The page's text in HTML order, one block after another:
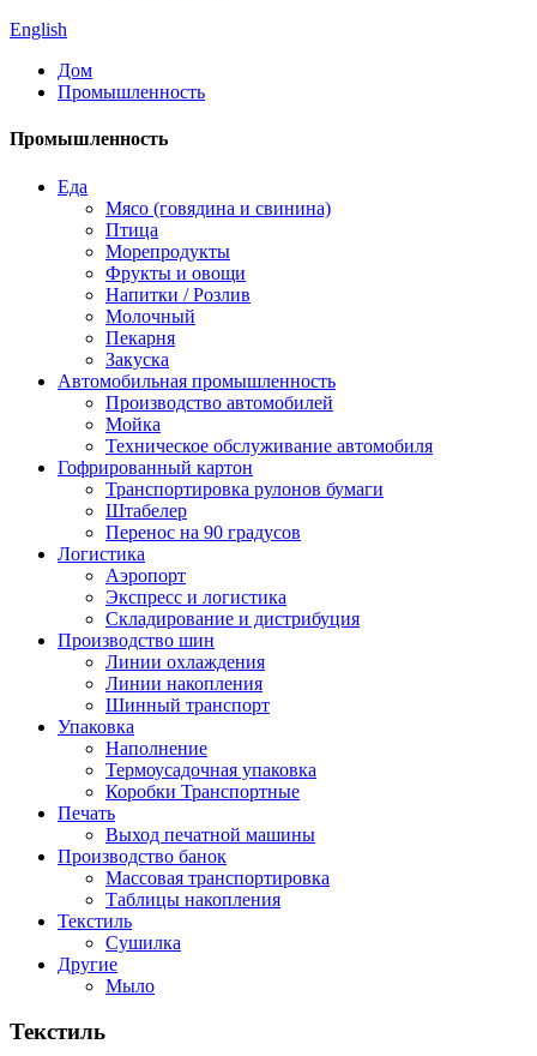
English
Дом
Промышленность
Промышленность
Еда
Мясо (говядина и свинина)
Птица
Морепродукты
Фрукты и овощи
Напитки / Розлив
Молочный
Пекарня
Закуска
Автомобильная промышленность
Производство автомобилей
Мойка
Техническое обслуживание автомобиля
Гофрированный картон
Транспортировка рулонов бумаги
Штабелер
Перенос на 90 градусов
Логистика
Аэропорт
Экспресс и логистика
Складирование и дистрибуция
Производство шин
Линии охлаждения
Линии накопления
Шинный транспорт
Упаковка
Наполнение
Термоусадочная упаковка
Коробки Транспортные
Печать
Выход печатной машины
Производство банок
Массовая транспортировка
Таблицы накопления
Текстиль
Сушилка
Другие
Мыло
Текстиль